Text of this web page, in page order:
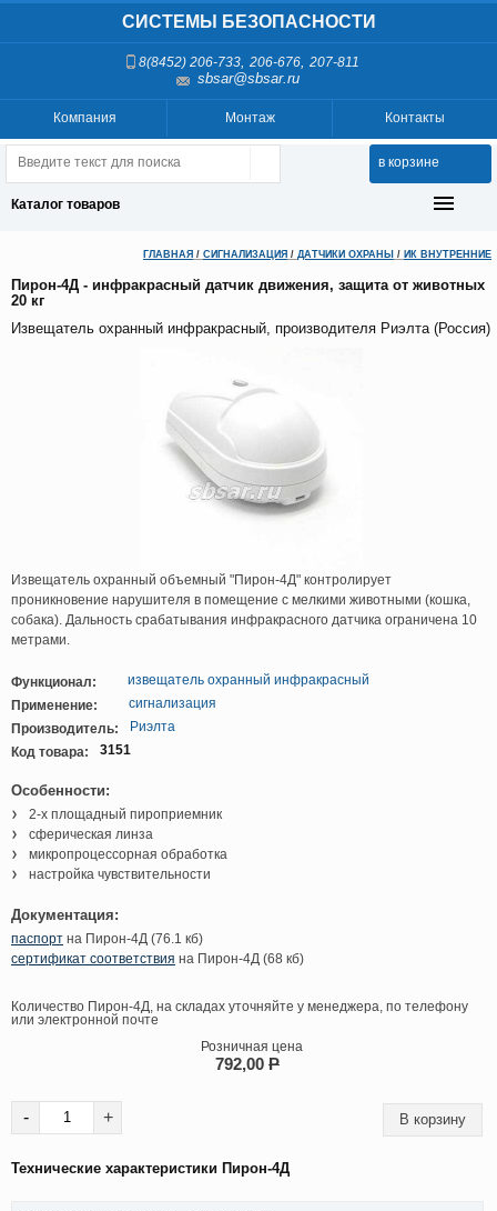
СИСТЕМЫ БЕЗОПАСНОСТИ
8(8452) 206-733, 206-676, 207-811
sbsar@sbsar.ru
Контакты
Монтаж
Компания
в корзине
Каталог товаров
ГЛАВНАЯ / СИГНАЛИЗАЦИЯ / ДАТЧИКИ ОХРАНЫ / ИК ВНУТРЕННИЕ
Пирон-4Д - инфракрасный датчик движения, защита от животных
20 кг
Извещатель охранный инфракрасный, производителя Риэлта (Россия)
Извещатель охранный объемный "Пирон-4Д" контролирует
проникновение нарушителя в помещение с мелкими животными (кошка,
собака). Дальность срабатывания инфракрасного датчика ограничена 10
метрами.
Функционал:
извещатель охранный инфракрасный
Применение:
сигнализация
Производитель:
Риэлта
Код товара:
3151
Особенности:
2-х площадный пироприемник
сферическая линза
микропроцессорная обработка
настройка чувствительности
Документация:
паспорт на Пирон-4Д (76.1 кб)
сертификат соответствия на Пирон-4Д (68 кб)
Количество Пирон-4Д, на складах уточняйте у менеджера, по телефону
или электронной почте
Розничная цена
792,00 P
- +
Технические характеристики Пирон-4Д